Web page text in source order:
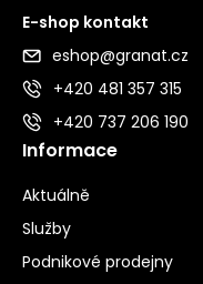
E-shop kontakt
eshop@granat.cz
+420 481 357 315
+420 737 206 190
Informace
Aktuálně
Služby
Podnikové prodejny